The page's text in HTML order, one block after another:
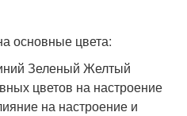
основные цвета:
Зеленый Желтый
цветов на настроение
на настроение и